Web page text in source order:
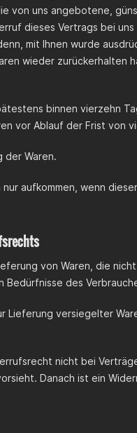
von uns angebotene,
dieses Vertrags bei
mit Ihnen wurde
wieder
binnen vierzehn
vor Ablauf der Frist von
der Waren.
aufkommen, wenn
von Waren, die
des
versiegelter
nicht bei
Danach ist ein